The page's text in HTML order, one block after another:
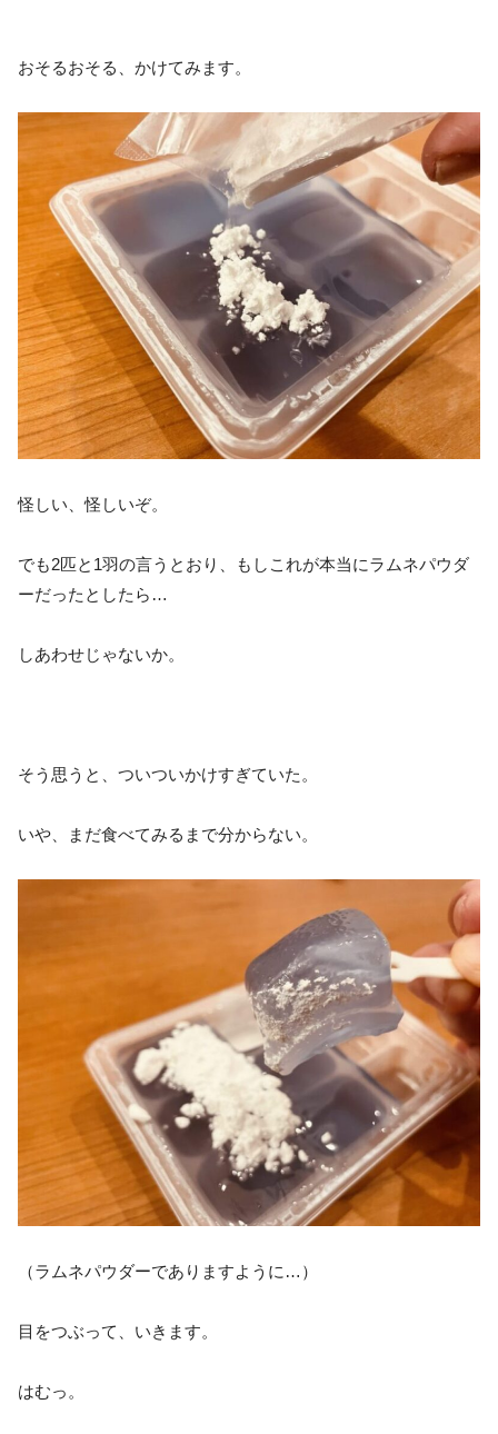
おそるおそる、かけてみます。
怪しい、怪しいぞ。
でも2匹と1羽の言うとおり、もしこれが本当にラムネパウダ
ーだったとしたら…
しあわせじゃないか。
そう思うと、ついついかけすぎていた。
いや、まだ食べてみるまで分からない。
（ラムネパウダーでありますように…）
目をつぶって、いきます。
はむっ。